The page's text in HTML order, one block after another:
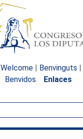
Welcome | Benvinguts |
Benvidos
Enlaces